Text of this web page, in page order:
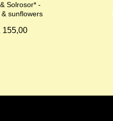
Solrosor* -
sunflowers
155,00